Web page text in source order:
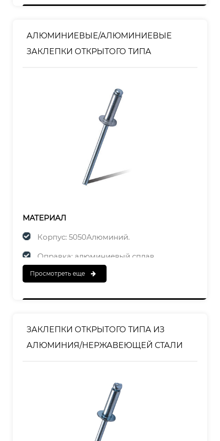
АЛЮМИНИЕВЫЕ/АЛЮМИНИЕВЫЕ
ЗАКЛЕПКИ ОТКРЫТОГО ТИПА
МАТЕРИАЛ
Корпус: 5050Алюминий.
Оправка: алюминиевый сплав
ЗАКАНЧИВАТЬ
Просмотреть еще
ЗАКЛЕПКИ ОТКРЫТОГО ТИПА ИЗ
АЛЮМИНИЯ/НЕРЖАВЕЮЩЕЙ СТАЛИ